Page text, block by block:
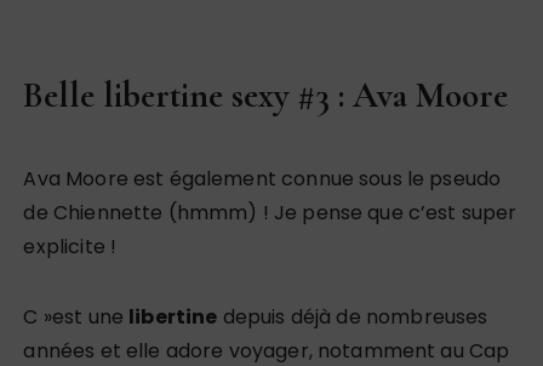
Belle libertine sexy #3 : Ava Moore
Ava Moore est également connue sous le pseudo
de Chiennette (hmmm) ! Je pense que c’est super
explicite !
C »est une libertine depuis déjà de nombreuses
années et elle adore voyager, notamment au Cap